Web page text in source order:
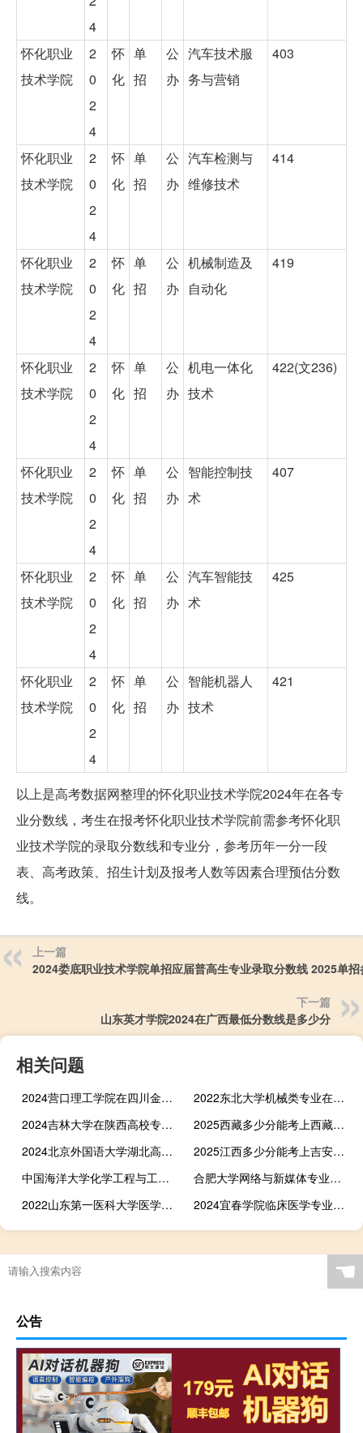
4
怀化职业
技术学院
2
0
2
4
怀
化
单
招
公
办
汽车技术服
务与营销
403
怀化职业
技术学院
2
0
2
4
怀
化
单
招
公
办
汽车检测与
维修技术
414
怀化职业
技术学院
2
0
2
4
怀
化
单
招
公
办
机械制造及
自动化
419
怀化职业
技术学院
2
0
2
4
怀
化
单
招
公
办
机电一体化
技术
422(文236)
怀化职业
技术学院
2
0
2
4
怀
化
单
招
公
办
智能控制技
术
407
怀化职业
技术学院
2
0
2
4
怀
化
单
招
公
办
汽车智能技
术
425
怀化职业
技术学院
2
0
2
4
怀
化
单
招
公
办
智能机器人
技术
421
以上是高考数据网整理的怀化职业技术学院2024年在各专
业分数线，考生在报考怀化职业技术学院前需参考怀化职
业技术学院的录取分数线和专业分，参考历年一分一段
表、高考政策、招生计划及报考人数等因素合理预估分数
线。
上一篇
2024娄底职业技术学院单招应届普高生专业录取分数线 2025单招
下一篇
山东英才学院2024在广西最低分数线是多少分
相关问题
2024营口理工学院在四川金融工程专业分数线和录取人数
2022东北大学机械类专业在云南的各专业最低分 最低609
2024吉林大学在陕西高校专项录取分数线 最低550分
2025西藏多少分能考上西藏大学新闻学（藏语新闻方向）专业 2024最低分357
2024北京外国语大学湖北高校专项最低多少分?附2021-2023分数线
2025江西多少分能考上吉安幼儿师范高等专科学校 2024最低314分
中国海洋大学化学工程与工艺专业在江西录取分数线(含2022-2023历年江西分数)
合肥大学网络与新媒体专业好不好 排名多少位 全国第96名
2022山东第一医科大学医学影像学专业录取分数线和最低位次 全国最低480
2024宜春学院临床医学专业录取分数线 最低428
☚
公告